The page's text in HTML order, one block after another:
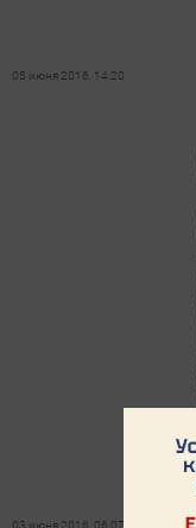
05 июня 2016, 14:20